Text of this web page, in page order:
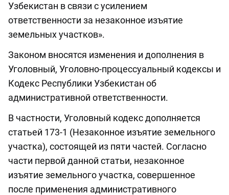
Узбекистан в связи с усилением
ответственности за незаконное изъятие
земельных участков».
Законом вносятся изменения и дополнения в
Уголовный, Уголовно-процессуальный кодексы и
Кодекс Республики Узбекистан об
административной ответственности.
В частности, Уголовный кодекс дополняется
статьей 173-1 (Незаконное изъятие земельного
участка), состоящей из пяти частей. Согласно
части первой данной статьи, незаконное
изъятие земельного участка, совершенное
после применения административного